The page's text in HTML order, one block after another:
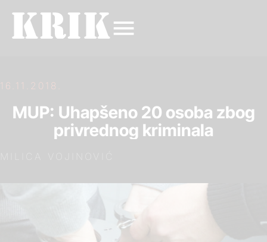
16.11.2018.
MUP: Uhapšeno 20 osoba zbog
privrednog kriminala